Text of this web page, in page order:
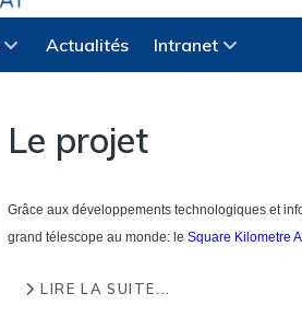
Actualités Intranet
Le projet
Grâce aux développements technologiques et
grand télescope au monde: le Square Kilometre
LIRE LA SUITE...